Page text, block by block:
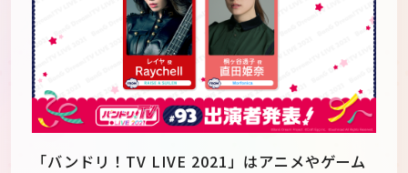
Goods
「バンドリ！TV LIVE 2021」はアニメやゲーム